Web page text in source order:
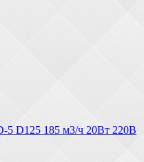
5 D125 185 м3/ч 20Вт 220В